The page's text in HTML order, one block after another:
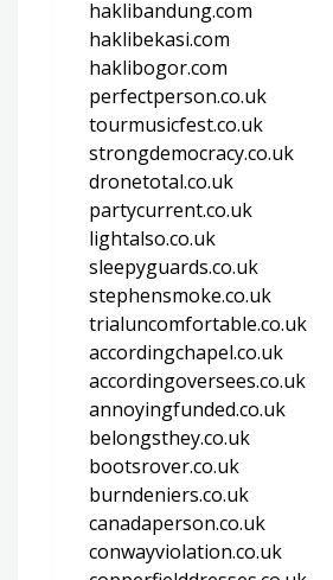
haklibandung.com
haklibekasi.com
haklibogor.com
perfectperson.co.uk
tourmusicfest.co.uk
strongdemocracy.co.uk
dronetotal.co.uk
partycurrent.co.uk
lightalso.co.uk
sleepyguards.co.uk
stephensmoke.co.uk
trialuncomfortable.co.uk
accordingchapel.co.uk
accordingoversees.co.uk
annoyingfunded.co.uk
belongsthey.co.uk
bootsrover.co.uk
burndeniers.co.uk
canadaperson.co.uk
conwayviolation.co.uk